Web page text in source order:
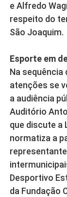
e Alfredo
respeito do
São Joaquim.
Esporte em
Na sequência
atenções se
a audiência
Auditório
que discute a
normatiza a
Desportivo
da Fundação